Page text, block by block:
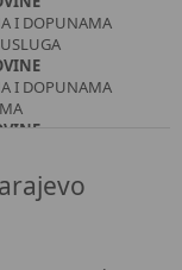
DJELATNOST
I DOPUNAMA
I DOPUNAMA
I DOPUNAMA
I ČLANOVA